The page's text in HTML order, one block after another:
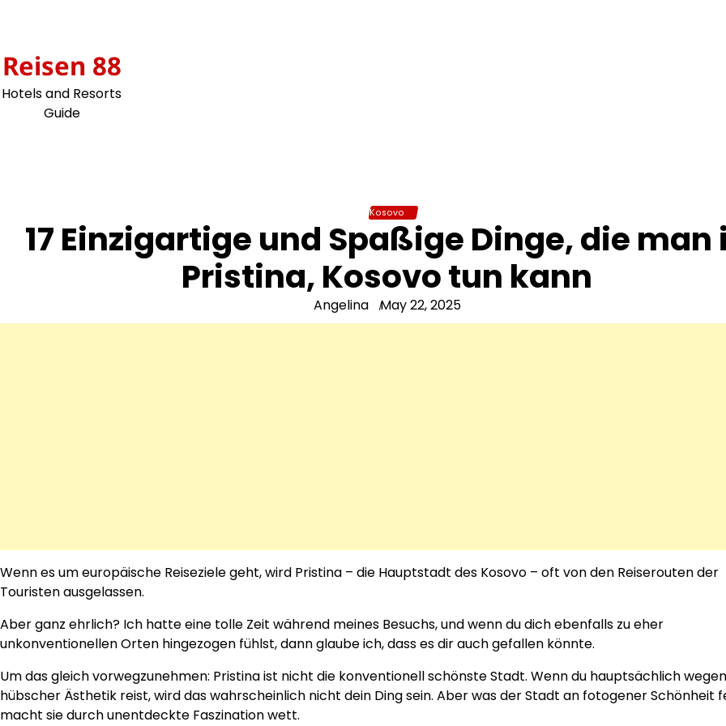
Reisen 88
Hotels and Resorts
Guide
Kosovo
17 Einzigartige und Spaßige Dinge, die man
Pristina, Kosovo tun kann
Angelina May 22, 2025
Wenn es um europäische Reiseziele geht, wird Pristina – die Hauptstadt des Kosovo – oft von den Reiserouten der
Touristen ausgelassen.
Aber ganz ehrlich? Ich hatte eine tolle Zeit während meines Besuchs, und wenn du dich ebenfalls zu eher
unkonventionellen Orten hingezogen fühlst, dann glaube ich, dass es dir auch gefallen könnte.
Um das gleich vorwegzunehmen: Pristina ist nicht die konventionell schönste Stadt. Wenn du hauptsächlich wegen
hübscher Ästhetik reist, wird das wahrscheinlich nicht dein Ding sein. Aber was der Stadt an fotogener Schönheit
macht sie durch unentdeckte Faszination wett.